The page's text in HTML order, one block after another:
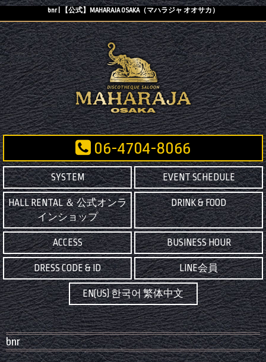
bnr | 【公式】MAHARAJA OSAKA（マハラジャ オオサカ）
06-4704-8066
SYSTEM EVENT SCHEDULE
HALL RENTAL ＆ 公式オンラ
インショップ
DRINK & FOOD
ACCESS BUSINESS HOUR
DRESS CODE & ID LINE会員
EN(US) 한국어 繁体中文
bnr